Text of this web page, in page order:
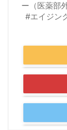
ー（医薬部
#エイジン